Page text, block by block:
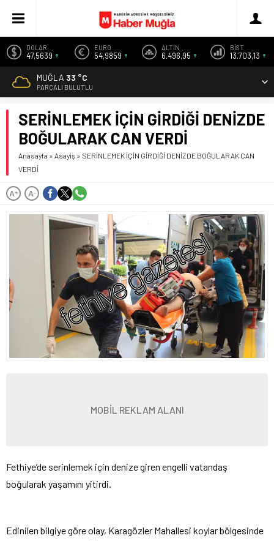
DOLAR
47,5639
EURO
54,9859
ALTIN
6.496,95
BİST
13.703,13
MUĞLA 33 °C
PARÇALI BULUTLU
SERİNLEMEK İÇİN GİRDİĞİ DENİZDE
BOĞULARAK CAN VERDİ
Anasayfa » Asayiş » SERİNLEMEK İÇİN GİRDİĞİ DENİZDE BOĞULARAK CAN
VERDİ
A+ A-
MOBİL REKLAM ALANI
Fethiye’de serinlemek için denize giren engelli vatandaş
boğularak yaşamını yitirdi.
Edinilen bilgiye göre olay, Karagözler Mahallesi koylar bölgesinde